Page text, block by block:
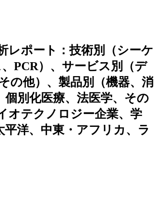
レポート：技術別（シーケ
PCR）、サービス別（デ
の他）、製品別（機器、消
別化医療、法医学、その
オテクノロジー企業、学
洋、中東・アフリカ、ラ